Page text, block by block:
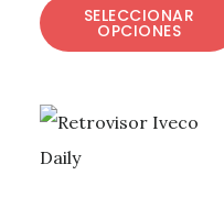
SELECCIONAR
OPCIONES